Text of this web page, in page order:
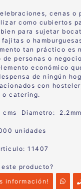
cenas o
como cubiertos
para sujetar
o
tan práctico es
de personas o
económico
de ningún
con
o catering.
cms Diametro:
unidades
11407
producto?
información!